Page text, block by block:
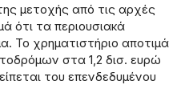
μετοχής από τις αρχές
ότι τα περιουσιακά
Το χρηματιστήριο αποτιμά
στα 1,2 δισ. ευρώ
του επενδεδυμένου